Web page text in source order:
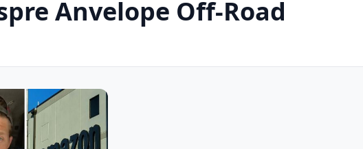
Anvelope Off-Road